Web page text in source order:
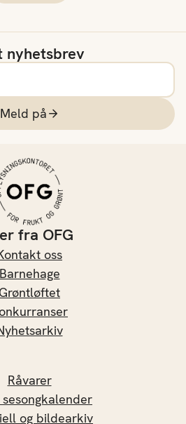
nyhetsbrev
Meld på
fra OFG
oss
Barnehage
Grøntløftet
Råvarer
sesongkalender
og bildearkiv